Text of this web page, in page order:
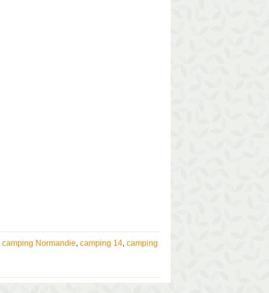
camping Normandie, camping 14, camping